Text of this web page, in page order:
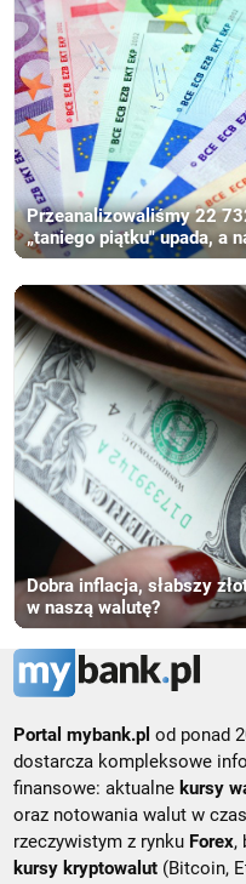
Przeanalizowaliśmy 22
„taniego piątku" upada, a
Dobra inflacja, słabszy
w naszą walutę?
Portal mybank.pl od ponad
dostarcza kompleksowe
finansowe: aktualne kursy
oraz notowania walut w
rzeczywistym z rynku Forex,
kursy kryptowalut (Bitcoin,